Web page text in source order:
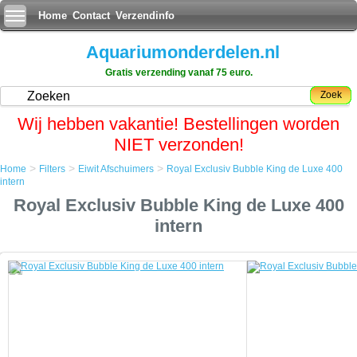
Home Contact Verzendinfo
Aquariumonderdelen.nl
Gratis verzending vanaf 75 euro.
Zoek
Wij hebben vakantie! Bestellingen worden
NIET verzonden!
Eiwit Afschuimers
Royal Exclusiv Bubble King de Luxe 400 intern
Home > Filters > Eiwit Afschuimers > Royal Exclusiv Bubble King de Luxe 400
intern
Royal Exclusiv Bubble King de Luxe 400
intern